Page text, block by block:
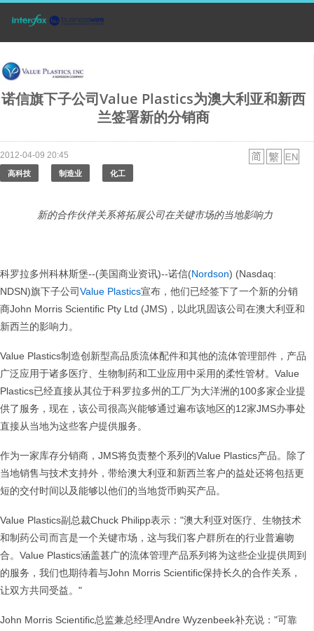
诺信旗下子公司Value Plastics为澳大利亚和新西
兰签署新的分销商
2012-04-09 20:45
高科技 制造业 化工
新的合作伙伴关系将拓展公司在关键市场的当地影响力
科罗拉多州科林斯堡--(美国商业资讯)--诺信(Nordson) (Nasdaq:
NDSN)旗下子公司Value Plastics宣布，他们已经签下了一个新的分销
商John Morris Scientific Pty Ltd (JMS)，以此巩固该公司在澳大利亚和
新西兰的影响力。
Value Plastics制造创新型高品质流体配件和其他的流体管理部件，产品
广泛应用于诸多医疗、生物制药和工业应用中采用的柔性管材。Value
Plastics已经直接从其位于科罗拉多州的工厂为大洋洲的100多家企业提
供了服务，现在，该公司很高兴能够通过遍布该地区的12家JMS办事处
直接从当地为这些客户提供服务。
作为一家库存分销商，JMS将负责整个系列的Value Plastics产品。除了
当地销售与技术支持外，带给澳大利亚和新西兰客户的益处还将包括更
短的交付时间以及能够以他们的当地货币购买产品。
Value Plastics副总裁Chuck Philipp表示："澳大利亚对医疗、生物技术
和制药公司而言是一个关键市场，这与我们客户群所在的行业普遍吻
合。Value Plastics涵盖甚广的流体管理产品系列将为这些企业提供周到
的服务，我们也期待着与John Morris Scientific保持长久的合作关系，
让双方共同受益。"
John Morris Scientific总监兼总经理Andre Wyzenbeek补充说："可靠